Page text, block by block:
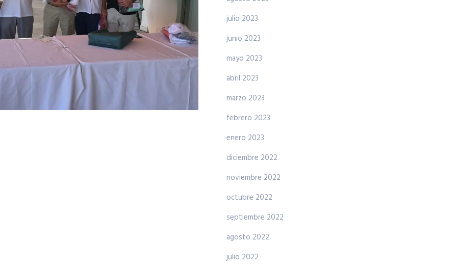
julio 2023
junio 2023
mayo 2023
abril 2023
marzo 2023
febrero 2023
enero 2023
diciembre 2022
noviembre 2022
octubre 2022
septiembre 2022
agosto 2022
julio 2022